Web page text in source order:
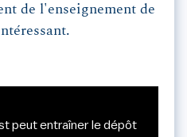
de l'enseignement de
peut entraîner le dépôt